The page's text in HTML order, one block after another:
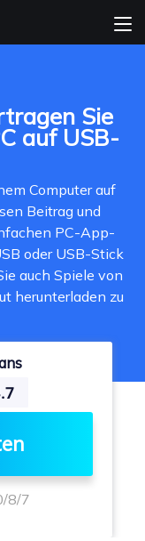
Sie
auf USB-
Computer auf
Beitrag und
PC-App-
oder USB-Stick
auch Spiele von
herunterladen zu
8/7